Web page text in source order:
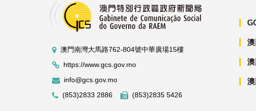
澳門南灣大馬路762-804號中華廣場15樓
https://www.gcs.gov.mo
info@gcs.gov.mo
(853)2833 2886
(853)2835 5426